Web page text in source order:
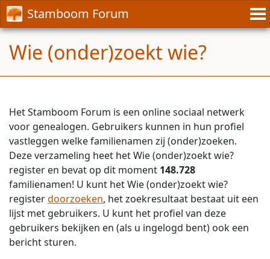
Stamboom Forum
Wie (onder)zoekt wie?
Het Stamboom Forum is een online sociaal netwerk
voor genealogen. Gebruikers kunnen in hun profiel
vastleggen welke familienamen zij (onder)zoeken.
Deze verzameling heet het Wie (onder)zoekt wie?
register en bevat op dit moment 148.728
familienamen! U kunt het Wie (onder)zoekt wie?
registerdoorzoeken, het zoekresultaat bestaat uit een
lijst met gebruikers. U kunt het profiel van deze
gebruikers bekijken en (als u ingelogd bent) ook een
bericht sturen.